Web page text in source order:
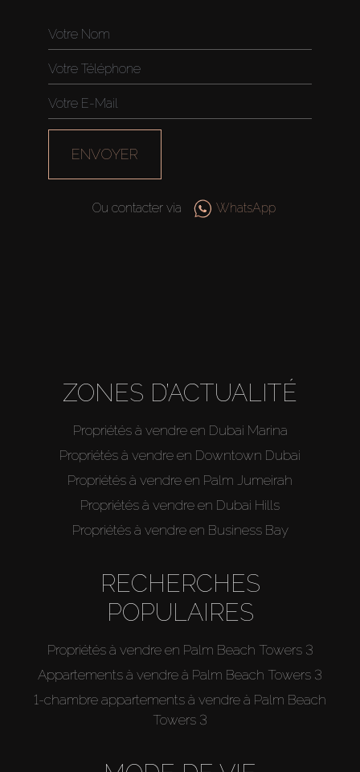
ENVOYER
Ou contacter via WhatsApp
ZONES D’ACTUALITÉ
Propriétés à vendre en Dubai Marina
Propriétés à vendre en Downtown Dubai
Propriétés à vendre en Palm Jumeirah
Propriétés à vendre en Dubai Hills
Propriétés à vendre en Business Bay
RECHERCHES
POPULAIRES
Propriétés à vendre en Palm Beach Towers 3
Appartements à vendre à Palm Beach Towers 3
1-chambre appartements à vendre à Palm Beach
Towers 3